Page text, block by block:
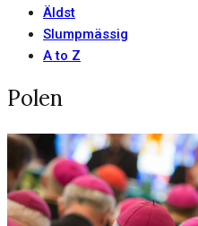
Äldst
Slumpmässig
A to Z
Polen